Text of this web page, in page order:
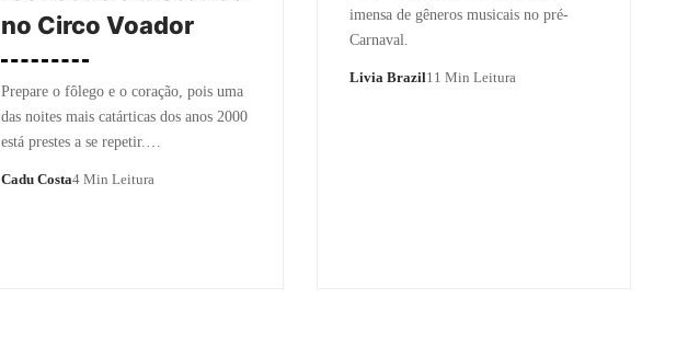
no Circo Voador
Prepare o fôlego e o coração, pois uma
das noites mais catárticas dos anos 2000
está prestes a se repetir.…
Cadu Costa4 Min Leitura
imensa de gêneros musicais no pré-
Carnaval.
Livia Brazil11 Min Leitura